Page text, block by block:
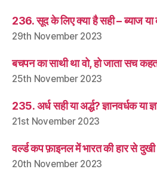
236. सूद के लिए क्या है सही – ब्याज या
29th November 2023
बचपन का साथी था वो, हो जाता सच
25th November 2023
235. अर्ध सही या अर्द्ध? ज्ञानवर्धक या
21st November 2023
वर्ल्ड कप फ़ाइनल में भारत की हार से
20th November 2023